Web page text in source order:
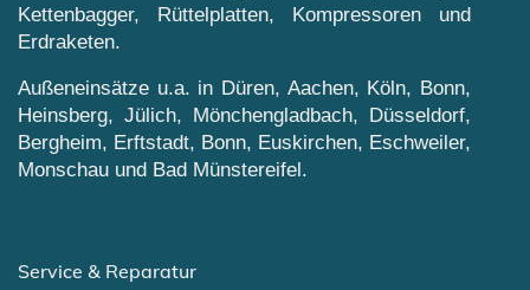
Kettenbagger, Rüttelplatten, Kompressoren und
Erdraketen.
Außeneinsätze u.a. in Düren, Aachen, Köln, Bonn,
Heinsberg, Jülich, Mönchengladbach, Düsseldorf,
Bergheim, Erftstadt, Bonn, Euskirchen, Eschweiler,
Monschau und Bad Münstereifel.
Service & Reparatur